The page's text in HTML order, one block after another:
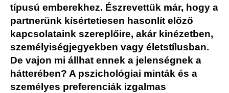
típusú emberekhez. Észrevettük már, hogy a
partnerünk kísértetiesen hasonlít előző
kapcsolataink szereplőire, akár kinézetben,
személyiségjegyekben vagy életstílusban.
De vajon mi állhat ennek a jelenségnek a
hátterében? A pszichológiai minták és a
személyes preferenciák izgalmas